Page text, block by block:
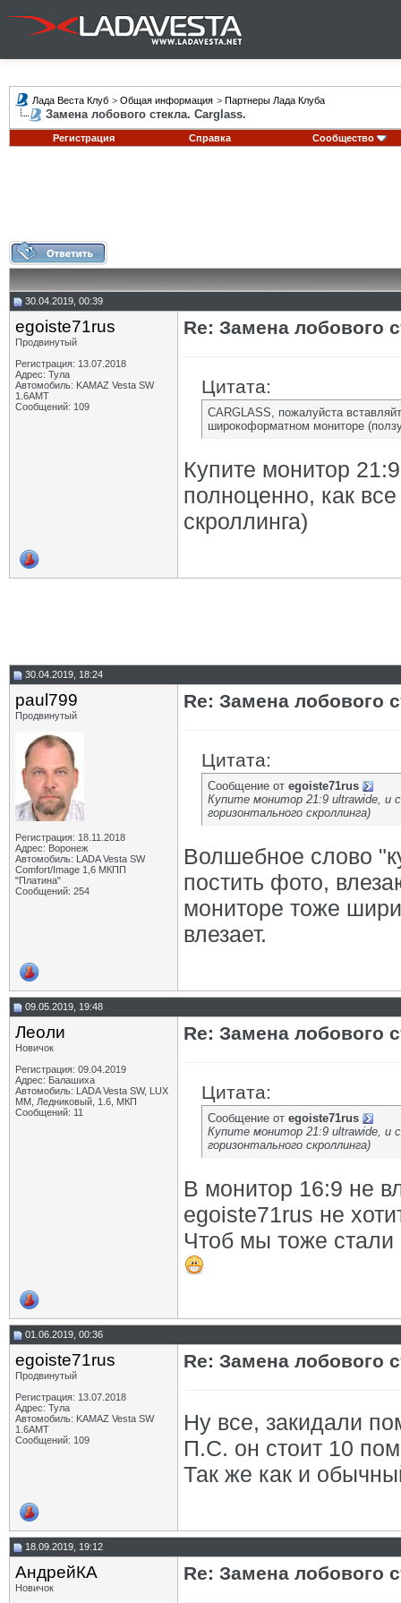
Лада Веста Клуб > Общая информация > Партнеры Лада Клуба
Замена лобового стекла. Carglass.
Регистрация Справка Сообщество
30.04.2019, 00:39
egoiste71rus
Продвинутый
Регистрация: 13.07.2018
Адрес: Тула
Автомобиль: KAMAZ Vesta SW
1.6AMT
Сообщений: 109
Re: Замена лобового
Цитата:
CARGLASS, пожалуйста
широкоформатном мониторе
Купите монитор
полноценно, как
скроллинга)
30.04.2019, 18:24
paul799
Продвинутый
Регистрация: 18.11.2018
Адрес: Воронеж
Автомобиль: LADA Vesta SW
Comfort/Image 1,6 МКПП
"Платина"
Сообщений: 254
Re: Замена лобового
Цитата:
Сообщение от egoiste71rus
Купите монитор 21:9 ultrawide, и
горизонтального скроллинга)
Волшебное слово
постить фото,
мониторе тоже
влезает.
09.05.2019, 19:48
Леоли
Новичок
Регистрация: 09.04.2019
Адрес: Балашиха
Автомобиль: LADA Vesta SW, LUX
MM, Ледниковый, 1.6, МКП
Сообщений: 11
Re: Замена лобового
Цитата:
Сообщение от egoiste71rus
Купите монитор 21:9 ultrawide, и
горизонтального скроллинга)
В монитор 16:9 не
egoiste71rus не
Чтоб мы тоже
01.06.2019, 00:36
egoiste71rus
Продвинутый
Регистрация: 13.07.2018
Адрес: Тула
Автомобиль: KAMAZ Vesta SW
1.6AMT
Сообщений: 109
Re: Замена лобового
Ну все, закидали
П.С. он стоит 10
Так же как и
18.09.2019, 19:12
АндрейКА
Новичок
Re: Замена лобового